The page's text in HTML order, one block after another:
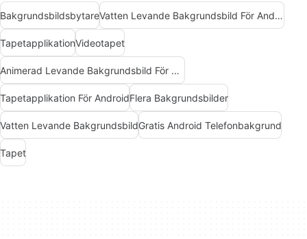
Bakgrundsbildsbytare Vatten Levande Bakgrundsbild För Android
TapetapplikationVideotapet
Animerad Levande Bakgrundsbild För Android
Tapetapplikation För AndroidFlera Bakgrundsbilder
Vatten Levande BakgrundsbildGratis Android Telefonbakgrund
Tapet